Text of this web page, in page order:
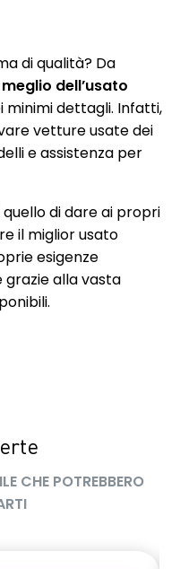
di qualità? Da
dell’usato
minimi dettagli. Infatti,
vetture usate dei
e assistenza per
di dare ai propri
il miglior usato
esigenze
grazie alla vasta
CHE POTREBBERO